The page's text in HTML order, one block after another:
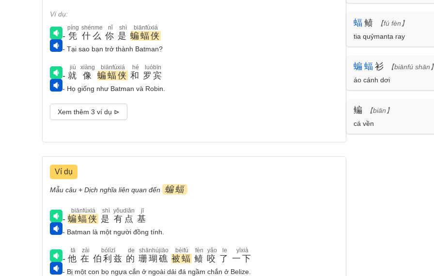
Ví dụ:
- 凭
píng
什么
shénme
你
nǐ
是
shì
蝙蝠侠
biānfúxiá
- Tại sao bạn trở thành Batman?
- 就
jiù
像
xiàng
蝙蝠侠
biānfúxiá
和
hé
罗宾
luóbīn
- Họ giống như Batman và Robin.
Xem thêm 3 ví dụ ⊳
Ví dụ
Mẫu câu + Dịch nghĩa liên quan đến 蝙蝠
- 蝙蝠侠
biānfúxiá
是
shì
有点
yǒudiǎn
基
jī
- Batman là một người đồng tính.
- 他
tā
在
zài
伯利兹
bólìzī
的
de
珊瑚礁
shānhújiāo
被蝠
bèifú
鲼
fèn
咬
yǎo
了
le
一下
yīxià
- Bị một con bọ ngựa cắn ở ngoài dải đá ngầm chắn ở Belize.
蝠 鲼
【fú fèn】
tia quỷmanta ray
蝙 蝠 衫
【biānfú shān
áo cánh dơi
鳊
【biān】
cá vền